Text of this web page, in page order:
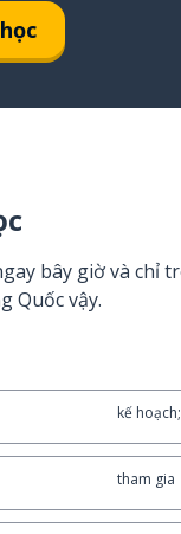
bây giờ và chỉ
Quốc vậy.
kế
tham gia